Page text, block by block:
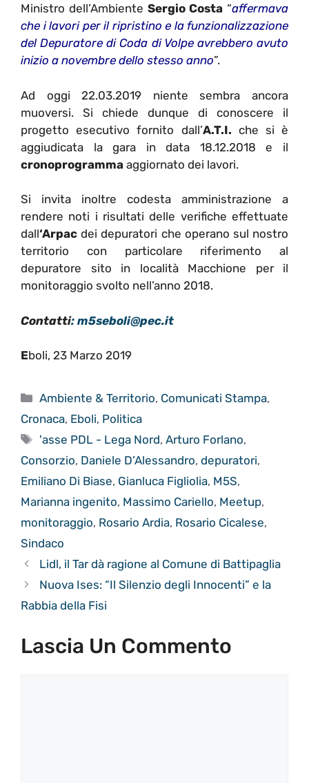
Ministro dell’Ambiente Sergio Costa “affermava
che i lavori per il ripristino e la funzionalizzazione
del Depuratore di Coda di Volpe avrebbero avuto
inizio a novembre dello stesso anno”.
Ad oggi 22.03.2019 niente sembra ancora
muoversi. Si chiede dunque di conoscere il
progetto esecutivo fornito dall’A.T.I. che si è
aggiudicata la gara in data 18.12.2018 e il
cronoprogramma aggiornato dei lavori.
Si invita inoltre codesta amministrazione a
rendere noti i risultati delle verifiche effettuate
dall‘Arpac dei depuratori che operano sul nostro
territorio con particolare riferimento al
depuratore sito in località Macchione per il
monitoraggio svolto nell’anno 2018.
Contatti: m5seboli@pec.it
Eboli, 23 Marzo 2019
Categorie
Ambiente & Territorio, Comunicati Stampa,
Cronaca, Eboli, Politica
Tag
'asse PDL - Lega Nord,Arturo Forlano,
Consorzio, Daniele D’Alessandro, depuratori,
Emiliano Di Biase, Gianluca Figliolia, M5S,
Marianna ingenito, Massimo Cariello, Meetup,
monitoraggio, Rosario Ardia, Rosario Cicalese,
Sindaco
Lidl, il Tar dà ragione al Comune di Battipaglia
Nuova Ises: “Il Silenzio degli Innocenti” e la
Rabbia della Fisi
Lascia Un Commento